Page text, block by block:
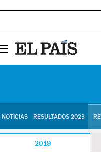
NOTICIAS RESULTADOS 2023
2019